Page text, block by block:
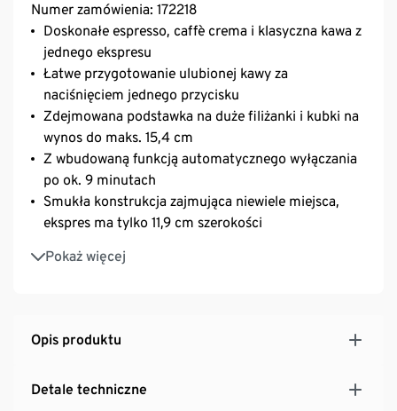
Numer zamówienia: 172218
Doskonałe espresso, caffè crema i klasyczna kawa z
jednego ekspresu
Łatwe przygotowanie ulubionej kawy za
naciśnięciem jednego przycisku
Zdejmowana podstawka na duże filiżanki i kubki na
wynos do maks. 15,4 cm
Z wbudowaną funkcją automatycznego wyłączania
po ok. 9 minutach
Smukła konstrukcja zajmująca niewiele miejsca,
ekspres ma tylko 11,9 cm szerokości
Pokaż więcej
Szeroki wybór różnorodnych gatunków kawy dzięki
szerokiej ofercie kapsułek Tchibo
Opis produktu
Detale techniczne